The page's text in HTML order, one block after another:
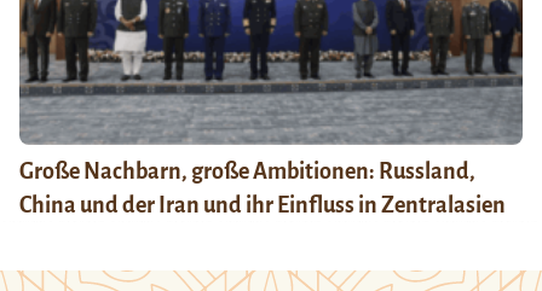
Große Nachbarn, große Ambitionen: Russland,
China und der Iran und ihr Einfluss in Zentralasien